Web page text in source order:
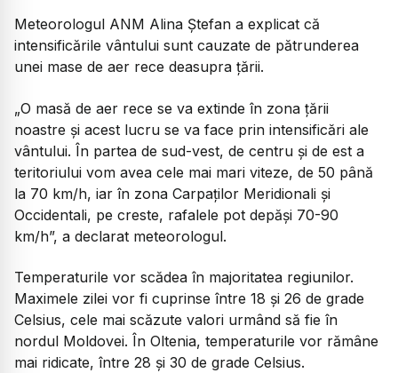
Meteorologul ANM Alina Ștefan a explicat că
intensificările vântului sunt cauzate de pătrunderea
unei mase de aer rece deasupra țării.
„O masă de aer rece se va extinde în zona țării
noastre și acest lucru se va face prin intensificări ale
vântului. În partea de sud-vest, de centru și de est a
teritoriului vom avea cele mai mari viteze, de 50 până
la 70 km/h, iar în zona Carpaților Meridionali și
Occidentali, pe creste, rafalele pot depăși 70-90
km/h”, a declarat meteorologul.
Temperaturile vor scădea în majoritatea regiunilor.
Maximele zilei vor fi cuprinse între 18 și 26 de grade
Celsius, cele mai scăzute valori urmând să fie în
nordul Moldovei. În Oltenia, temperaturile vor rămâne
mai ridicate, între 28 și 30 de grade Celsius.